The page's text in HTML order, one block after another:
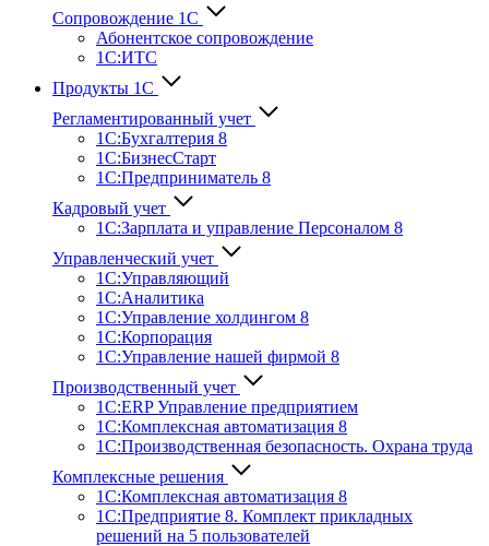
Сопровождение 1С
Абонентское сопровождение
1С:ИТС
Продукты 1С
Регламентированный учет
1C:Бухгалтерия 8
1С:БизнесСтарт
1C:Предприниматель 8
Кадровый учет
1С:Зарплата и управление Персона­лом 8
Управленческий учет
1С:Управляющий
1С:Аналитика
1С:Управление холдингом 8
1С:Корпорация
1С:Управление нашей фирмой 8
Производственный учет
1С:ERP Управление предприятием
1С:Комплексная автоматизация 8
1С:Производственная безопасность. Охрана труда
Комплексные решения
1С:Комплексная автоматизация 8
1С:Предприятие 8. Комплект прикладных
решений на 5 пользователей